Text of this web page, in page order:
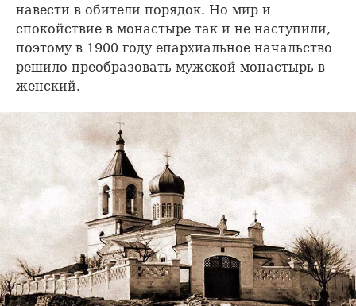
навести в обители порядок. Но мир и
спокойствие в монастыре так и не наступили,
поэтому в 1900 году епархиальное начальство
решило преобразовать мужской монастырь в
женский.